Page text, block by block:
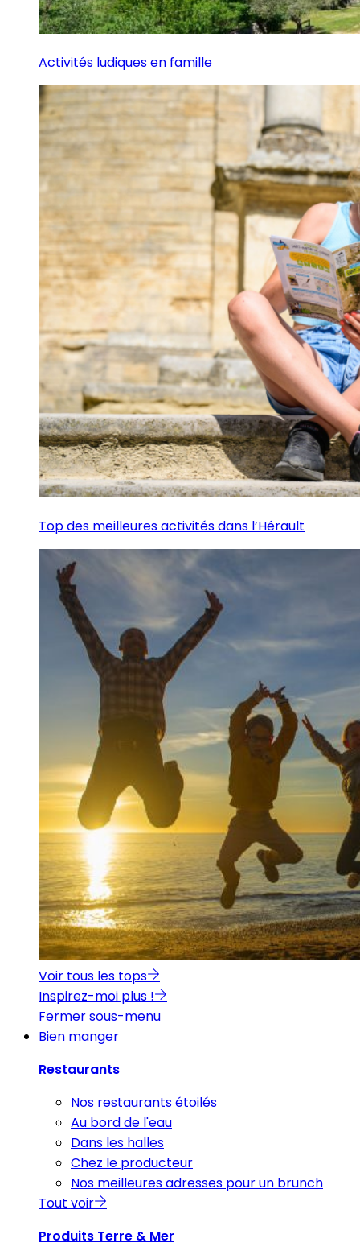
Activités ludiques en famille
Top des meilleures activités dans l’Hérault
Voir tous les tops
Inspirez-moi plus !
Fermer sous-menu
Bien manger
Restaurants
Nos restaurants étoilés
Au bord de l'eau
Dans les halles
Chez le producteur
Nos meilleures adresses pour un brunch
Tout voir
Produits Terre & Mer